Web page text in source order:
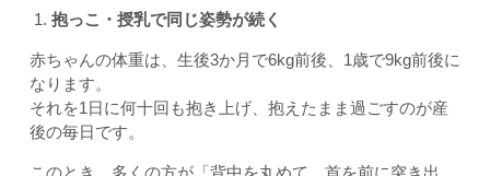
1. 抱っこ・授乳で同じ姿勢が続く
赤ちゃんの体重は、生後3か月で6kg前後、1歳で9kg前後に
なります。
それを1日に何十回も抱き上げ、抱えたまま過ごすのが産
後の毎日です。
このとき、多くの方が「背中を丸めて、首を前に突き出